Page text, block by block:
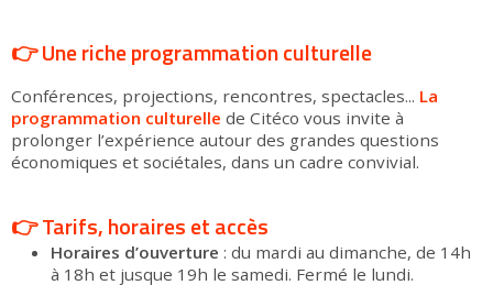
👉 Une riche programmation culturelle
Conférences, projections, rencontres, spectacles... La
programmation culturelle de Citéco vous invite à
prolonger l’expérience autour des grandes questions
économiques et sociétales, dans un cadre convivial.
👉 Tarifs, horaires et accès
Horaires d’ouverture : du mardi au dimanche, de 14h
à 18h et jusque 19h le samedi. Fermé le lundi.